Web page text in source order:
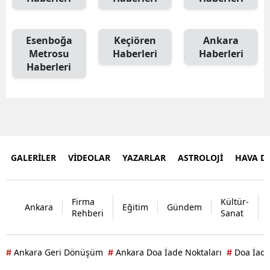
Esenboğa
Metrosu
Haberleri
Keçiören
Haberleri
Ankara
Haberleri
GALERİLER VİDEOLAR YAZARLAR ASTROLOJİ HAVA
Ankara
Firma
Rehberi
Eğitim Gündem
Kültür-
Sanat
# Ankara Geri Dönüşüm # Ankara Doa İade Noktaları # Doa